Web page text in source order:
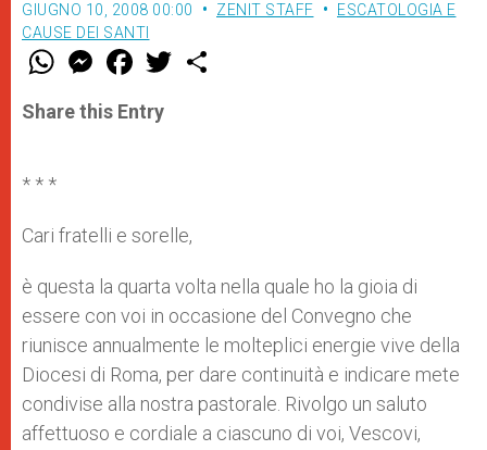
GIUGNO 10, 2008 00:00 ZENIT STAFF
ESCATOLOGIA E
CAUSE DEI SANTI
W
t
s
M
e
s
e
F
a
e
b
w
Share this Entry
* * *
Cari fratelli e sorelle,
è questa la quarta volta nella quale ho la gioia di
essere con voi in occasione del Convegno che
riunisce annualmente le molteplici energie vive della
Diocesi di Roma, per dare continuità e indicare mete
condivise alla nostra pastorale. Rivolgo un saluto
affettuoso e cordiale a ciascuno di voi, Vescovi,